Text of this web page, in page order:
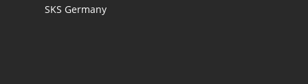
SKS Germany